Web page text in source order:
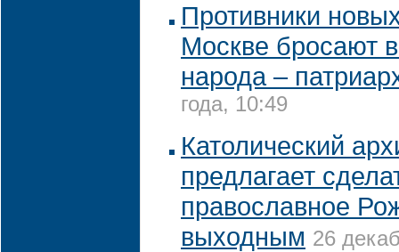
Противники
Москве бросают
народа –
года, 10:49
Католический
предлагает
православное
выходным 26